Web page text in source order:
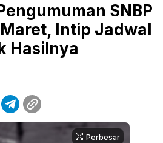
SNBP
Maret, Intip Jadwal
Hasilnya
Perbesar